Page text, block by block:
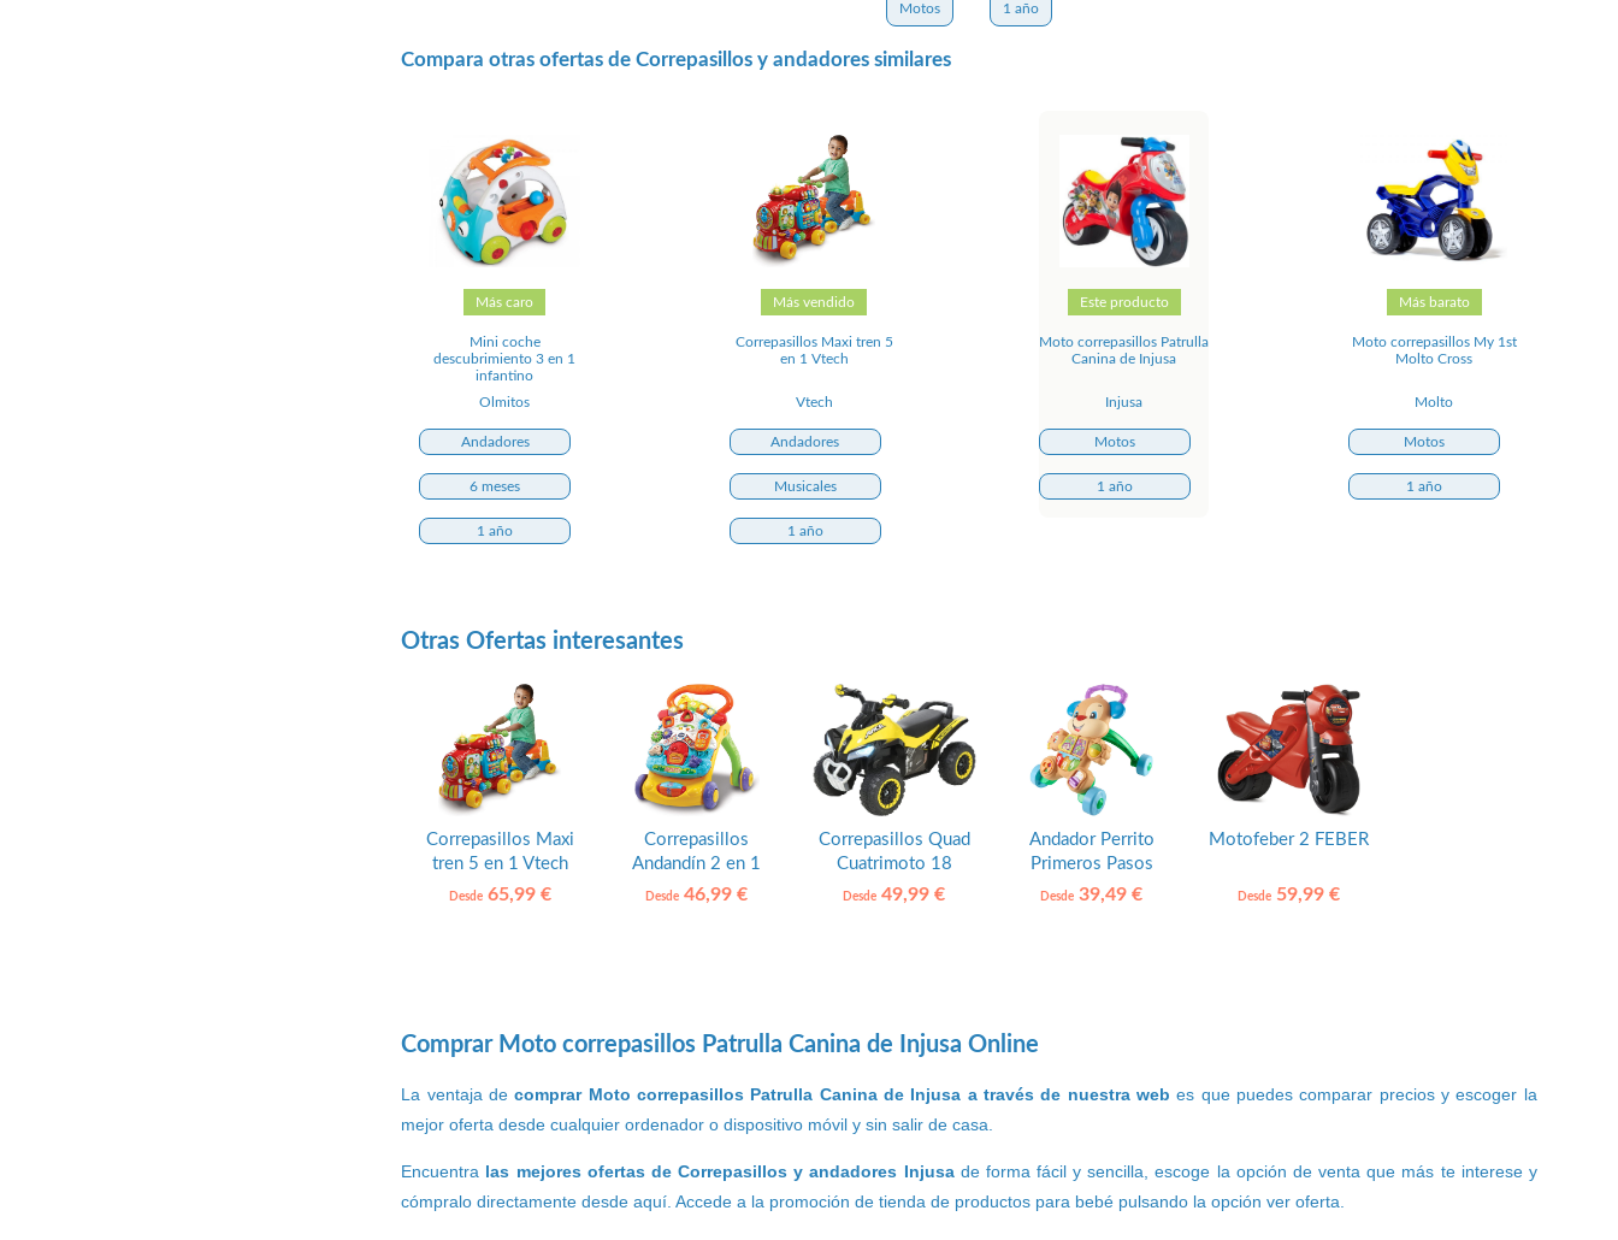
Motos 1 año
Compara otras ofertas de Correpasillos y andadores similares
Más caro
Mini coche
descubrimiento 3 en 1
infantino
Olmitos
Andadores
6 meses
1 año
Más vendido
Correpasillos Maxi tren 5
en 1 Vtech
Vtech
Andadores
Musicales
1 año
Este producto
Moto correpasillos Patrulla
Canina de Injusa
Injusa
Motos
1 año
Más barato
Moto correpasillos My 1st
Molto Cross
Molto
Motos
1 año
Otras Ofertas interesantes
Correpasillos Maxi
tren 5 en 1 Vtech
Desde65,99 €
Correpasillos
Andandín 2 en 1
Vtech
Desde 46,99 €
Correpasillos Quad
Cuatrimoto 18
meses HOMCOM
Desde 49,99 €
Andador Perrito
Primeros Pasos
Fisher Price
Desde 39,49 €
Motofeber 2 FEBER
Desde59,99 €
Comprar Moto correpasillos Patrulla Canina de Injusa Online
La ventaja decomprar Moto correpasillos Patrulla Canina de Injusa a través de nuestra web es que puedes comparar precios y escoger la
mejor oferta desde cualquier ordenador o dispositivo móvil y sin salir de casa.
Encuentra las mejores ofertas de Correpasillos y andadores Injusade forma fácil y sencilla, escoge la opción de venta que más te interese y
cómpralo directamente desde aquí. Accede a la promoción de tienda de productos para bebé pulsando la opción ver oferta.